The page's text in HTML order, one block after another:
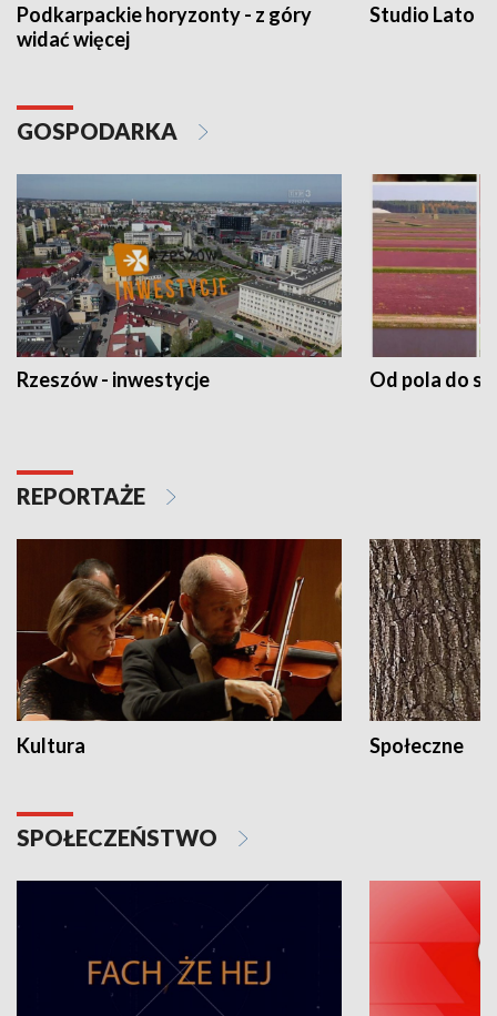
Podkarpackie horyzonty - z góry
widać więcej
Studio Lato
GOSPODARKA
Rzeszów - inwestycje Od pola do
REPORTAŻE
Kultura Społeczne
SPOŁECZEŃSTWO